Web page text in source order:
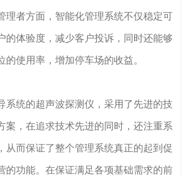
理者方面，智能化管理系统不仅稳定可
的体验度，减少客户投诉，同时还能够
的使用率，增加停车场的收益。
统的超声波探测仪，采用了先进的技
案，在追求技术先进的同时，还注重系
从而保证了整个管理系统真正的起到促
的功能。在保证满足各项基础需求的前